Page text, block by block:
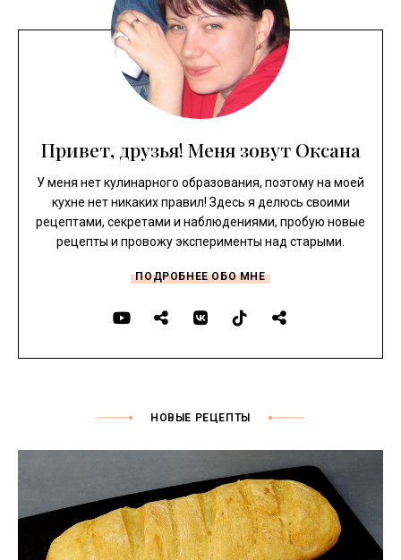
Привет, друзья! Меня зовут Оксана
У меня нет кулинарного образования, поэтому на моей
кухне нет никаких правил! Здесь я делюсь своими
рецептами, секретами и наблюдениями, пробую новые
рецепты и провожу эксперименты над старыми.
ПОДРОБНЕЕ ОБО МНЕ
НОВЫЕ РЕЦЕПТЫ